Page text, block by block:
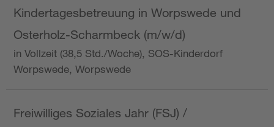
Kindertagesbetreuung in Worpswede und
Osterholz-Scharmbeck (m/w/d)
in Vollzeit (38,5 Std./Woche), SOS-Kinderdorf
Worpswede, Worpswede
Freiwilliges Soziales Jahr (FSJ) /